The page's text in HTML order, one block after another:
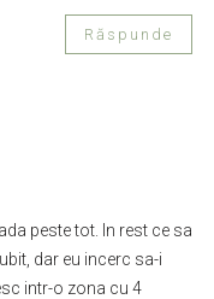
Răspunde
peste tot. In rest ce sa
dar eu incerc sa-i
intr-o zona cu 4